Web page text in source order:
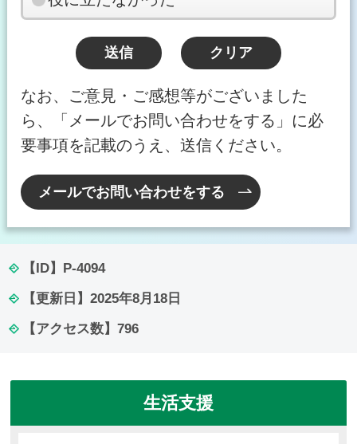
なお、ご意見・ご感想等がございました
ら、「メールでお問い合わせをする」に必
要事項を記載のうえ、送信ください。
メールでお問い合わせをする
【ID】 P-4094
【更新日】 2025年8月18日
【アクセス数】 796
生活支援